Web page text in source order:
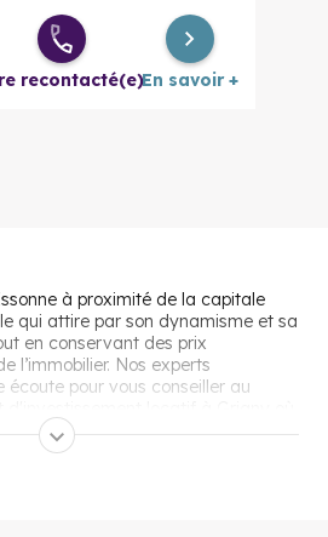
recontacté(e)En savoir +
à proximité de la capitale
qui attire par son dynamisme et sa
en conservant des prix
l’immobilier. Nos experts
écoute pour vous conseiller au